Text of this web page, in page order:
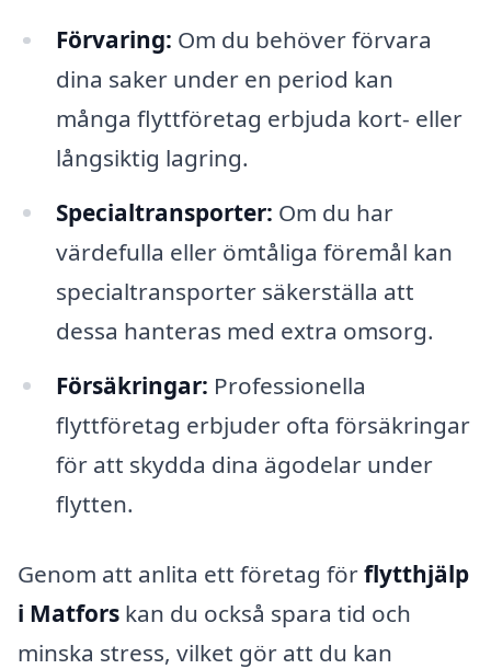
Förvaring: Om du behöver förvara
dina saker under en period kan
många flyttföretag erbjuda kort- eller
långsiktig lagring.
Specialtransporter: Om du har
värdefulla eller ömtåliga föremål kan
specialtransporter säkerställa att
dessa hanteras med extra omsorg.
Försäkringar: Professionella
flyttföretag erbjuder ofta försäkringar
för att skydda dina ägodelar under
flytten.
Genom att anlita ett företag förflytthjälp
i Matfors kan du också spara tid och
minska stress, vilket gör att du kan